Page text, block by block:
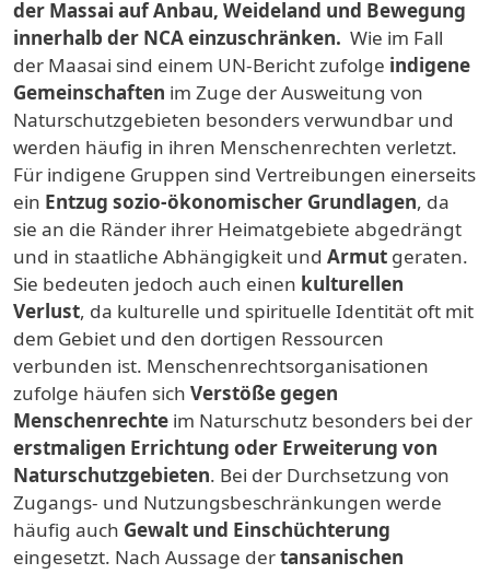
der Massai auf Anbau, Weideland und Bewegung
innerhalb der NCA einzuschränken. Wie im Fall
der Maasai sind einem UN-Bericht zufolge indigene
Gemeinschaften im Zuge der Ausweitung von
Naturschutzgebieten besonders verwundbar und
werden häufig in ihren Menschenrechten verletzt.
Für indigene Gruppen sind Vertreibungen einerseits
ein Entzug sozio-ökonomischer Grundlagen, da
sie an die Ränder ihrer Heimatgebiete abgedrängt
und in staatliche Abhängigkeit und Armut geraten.
Sie bedeuten jedoch auch einen kulturellen
Verlust, da kulturelle und spirituelle Identität oft mit
dem Gebiet und den dortigen Ressourcen
verbunden ist. Menschenrechtsorganisationen
zufolge häufen sich Verstöße gegen
Menschenrechte im Naturschutz besonders bei der
erstmaligen Errichtung oder Erweiterung von
Naturschutzgebieten. Bei der Durchsetzung von
Zugangs- und Nutzungsbeschränkungen werde
häufig auch Gewalt und Einschüchterung
eingesetzt. Nach Aussage dertansanischen